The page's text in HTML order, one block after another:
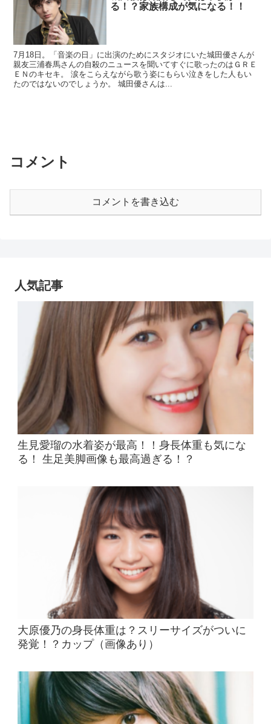
る！？家族構成が気になる！！
7月18日。「音楽の日」に出演のためにスタジオにいた城田優さんが
親友三浦春馬さんの自殺のニュースを聞いてすぐに歌ったのはＧＲＥ
ＥＮのキセキ。 涙をこらえながら歌う姿にもらい泣きをした人もい
たのではないのでしょうか。 城田優さんは...
コメント
コメントを書き込む
人気記事
生見愛瑠の水着姿が最高！！身長体重も気にな
る！ 生足美脚画像も最高過ぎる！？
大原優乃の身長体重は？スリーサイズがついに
発覚！？カップ（画像あり）